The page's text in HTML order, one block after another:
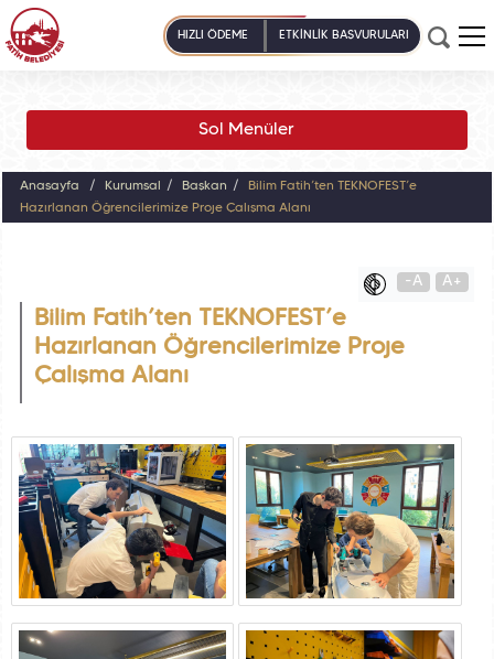
HIZLI ÖDEME ETKİNLİK BAŞVURULARI
Sol Menüler
Anasayfa Kurumsal Başkan
Bilim Fatih’ten TEKNOFEST’e
Hazırlanan Öğrencilerimize Proje Çalışma Alanı
-A A+
Bilim Fatih’ten TEKNOFEST’e
Hazırlanan Öğrencilerimize Proje
Çalışma Alanı